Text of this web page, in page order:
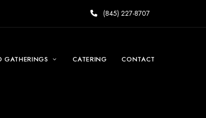
(845) 227-8707
GATHERINGS CATERING CONTACT